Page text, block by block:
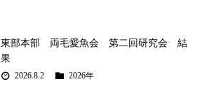
東部本部 両毛愛魚会 第二回研究会 結
果
2026.8.2 2026年